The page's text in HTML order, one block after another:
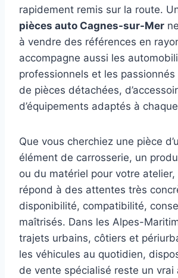
rapidement remis sur la route.
pièces auto Cagnes-sur-Mer
à vendre des références en
accompagne aussi les
professionnels et les
de pièces détachées,
d’équipements adaptés à
Que vous cherchiez une pièce
élément de carrosserie, un
ou du matériel pour votre atelier,
répond à des attentes très
disponibilité, compatibilité,
maîtrisés. Dans les Alpes-
trajets urbains, côtiers et
les véhicules au quotidien,
de vente spécialisé reste un vrai